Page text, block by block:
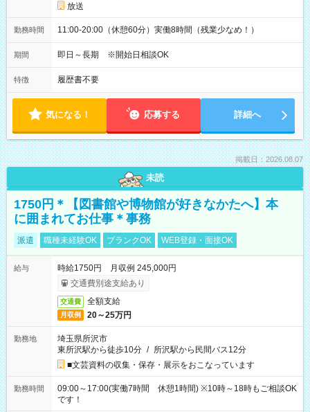
放送
勤務時間 11:00-20:00（休憩60分）実働8時間（残業少なめ！）
期間 即日～長期 ※開始日相談OK
特徴 履歴書不要
気になる！ 応募する 詳細へ
掲載日：2026.08.07
未読
1750円＊【図書館や博物館が好きなかたへ】本
に囲まれてお仕事＊事務
派遣 職種未経験OK ブランクOK WEB登録・面接OK
給与
時給1750円 月収例 245,000円
交通費別途支給あり
交通費 全額支給
月収例 20～25万円
勤務地
埼玉県所沢市
東所沢駅から徒歩10分 / 所沢駅から民間バス12分
■文芸資料の収集・保存・展示をおこなっています
勤務時間
09:00～17:00(実働7時間 休憩1時間) ※10時～18時もご相談OK
です！